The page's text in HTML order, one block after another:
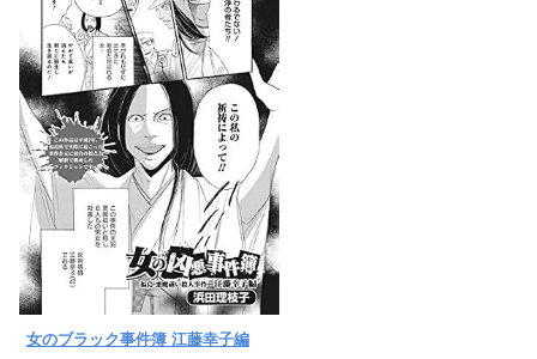
女のブラック事件簿 江藤幸子編